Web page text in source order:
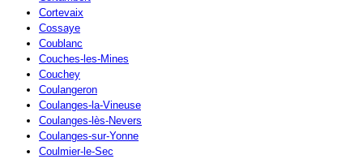
Cortevaix
Cossaye
Coublanc
Couches-les-Mines
Couchey
Coulangeron
Coulanges-la-Vineuse
Coulanges-lès-Nevers
Coulanges-sur-Yonne
Coulmier-le-Sec